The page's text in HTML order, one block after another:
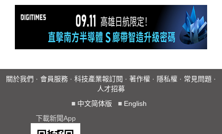
關於我們 · 會員服務 · 科技產業報訂閱 · 著作權 · 隱私權 · 常見問題 ·
人才招募
■ 中文简体版 ■ English
下載新聞App